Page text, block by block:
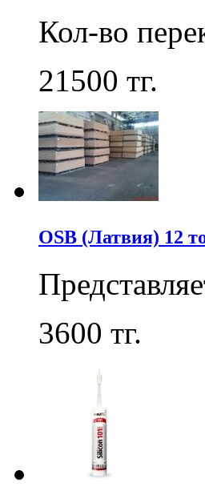
Кол-во
21500 тг.
OSB (Латвия) 12
3600 тг.